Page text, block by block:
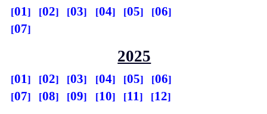
01 02 03 04 05
06
07
2025
01 02 03 04 05
06
07
08 09 10 11 12